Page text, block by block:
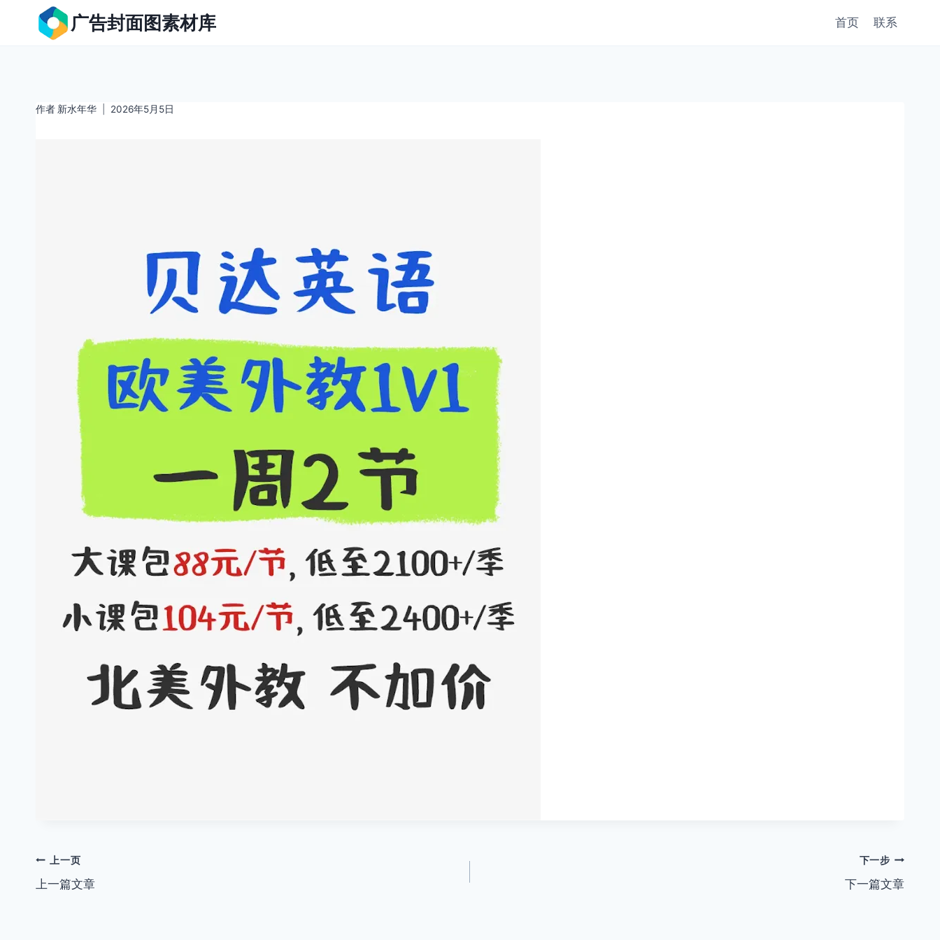
广告封面图素材库 首页 联系
作者 新水年华 2026年5月5日
文
章
上一页
上一篇文章
下一步
下一篇文章